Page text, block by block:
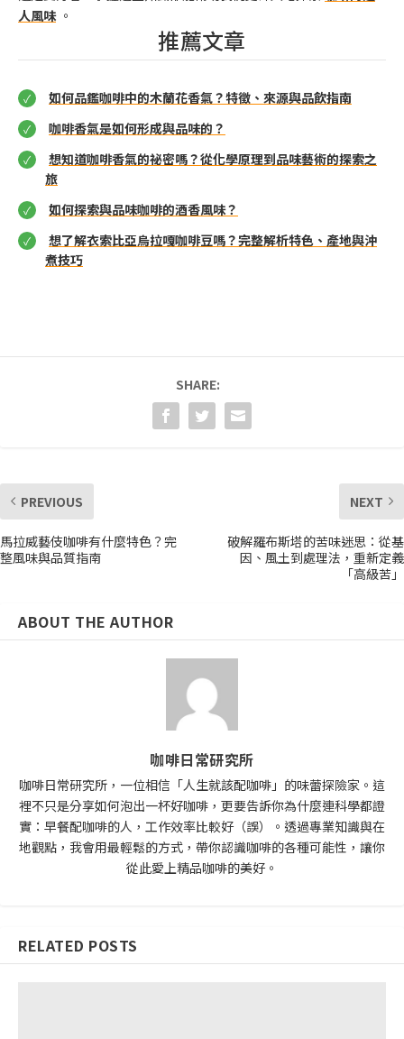
人風味 。
推薦文章
如何品鑑咖啡中的木蘭花香氣？特徵、來源與品飲指南
咖啡香氣是如何形成與品味的？
想知道咖啡香氣的祕密嗎？從化學原理到品味藝術的探索之
旅
如何探索與品味咖啡的酒香風味？
想了解衣索比亞烏拉嘎咖啡豆嗎？完整解析特色、產地與沖
煮技巧
SHARE:
PREVIOUS
馬拉威藝伎咖啡有什麼特色？完
整風味與品質指南
NEXT
破解羅布斯塔的苦味迷思：從基
因、風土到處理法，重新定義
「高級苦」
ABOUT THE AUTHOR
咖啡日常研究所
咖啡日常研究所，一位相信「人生就該配咖啡」的味蕾探險家。這
裡不只是分享如何泡出一杯好咖啡，更要告訴你為什麼連科學都證
實：早餐配咖啡的人，工作效率比較好（誤）。透過專業知識與在
地觀點，我會用最輕鬆的方式，帶你認識咖啡的各種可能性，讓你
從此愛上精品咖啡的美好。
RELATED POSTS